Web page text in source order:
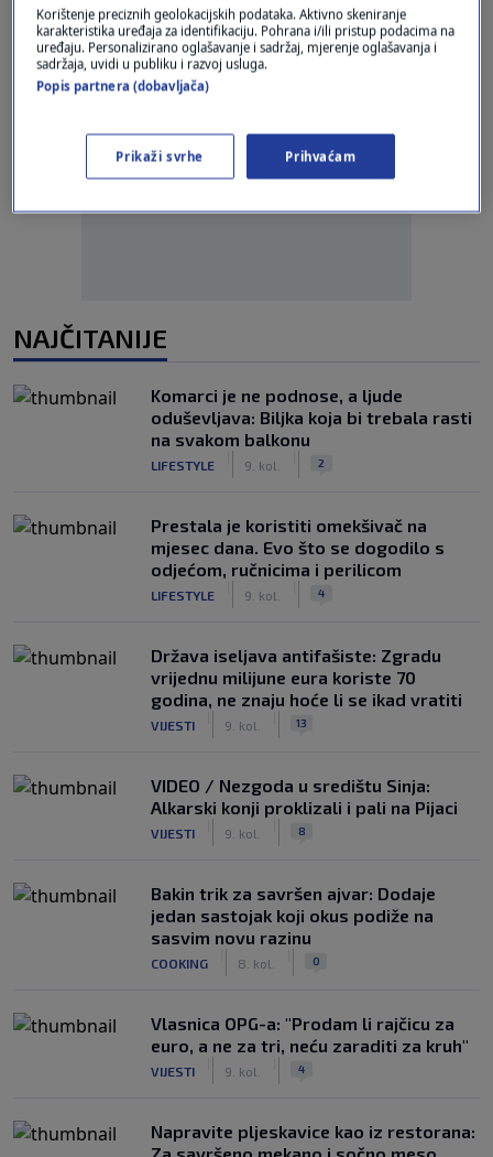
NAJČITANIJE
Komarci je ne podnose, a ljude
oduševljava: Biljka koja bi trebala rasti
na svakom balkonu
LIFESTYLE 9. kol. 2
Prestala je koristiti omekšivač na
mjesec dana. Evo što se dogodilo s
odjećom, ručnicima i perilicom
LIFESTYLE 9. kol. 4
Država iseljava antifašiste: Zgradu
vrijednu milijune eura koriste 70
godina, ne znaju hoće li se ikad vratiti
VIJESTI 9. kol. 13
VIDEO / Nezgoda u središtu Sinja:
Alkarski konji proklizali i pali na Pijaci
VIJESTI 9. kol. 8
Bakin trik za savršen ajvar: Dodaje
jedan sastojak koji okus podiže na
sasvim novu razinu
COOKING 8. kol. 0
Vlasnica OPG-a: "Prodam li rajčicu za
euro, a ne za tri, neću zaraditi za kruh"
VIJESTI 9. kol. 4
Napravite pljeskavice kao iz restorana:
Korištenje preciznih geolokacijskih podataka. Aktivno skeniranje
karakteristika uređaja za identifikaciju. Pohrana i/ili pristup podacima na
uređaju. Personalizirano oglašavanje i sadržaj, mjerenje oglašavanja i
sadržaja, uvidi u publiku i razvoj usluga.
Popis partnera (dobavljača)
Prikaži svrhe Prihvaćam